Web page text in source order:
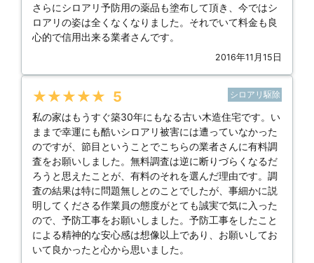
さらにシロアリ予防用の薬品も塗布して頂き、今ではシ
ロアリの姿は全くなくなりました。それでいて料金も良
心的で信用出来る業者さんです。
2016年11月15日
★★★★★ 5 シロアリ駆除
私の家はもうすぐ築30年にもなる古い木造住宅です。い
ままで幸運にも酷いシロアリ被害には遭っていなかった
のですが、節目ということでこちらの業者さんに有料調
査をお願いしました。無料調査は逆に断りづらくなるだ
ろうと思えたことが、有料のそれを選んだ理由です。調
査の結果は特に問題無しとのことでしたが、事細かに説
明してくださる作業員の態度がとても誠実で気に入った
ので、予防工事をお願いしました。予防工事をしたこと
による精神的な安心感は想像以上であり、お願いしてお
いて良かったと心から思いました。